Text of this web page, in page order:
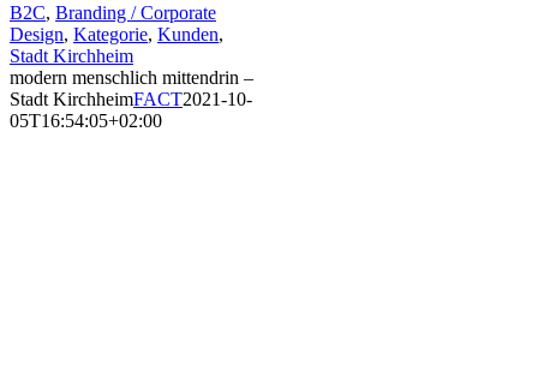
B2C, Branding / Corporate
Design, Kategorie, Kunden,
Stadt Kirchheim
modern menschlich mittendrin –
Stadt KirchheimFACT2021-10-
05T16:54:05+02:00